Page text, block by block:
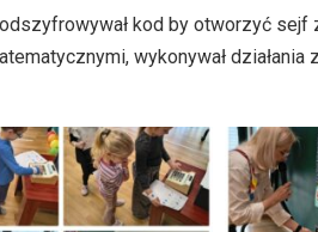
kod by otworzyć sejf
wykonywał działania